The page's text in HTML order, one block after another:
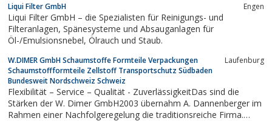
Liqui Filter GmbH Engen
Liqui Filter GmbH – die Spezialisten für Reinigungs- und
Filteranlagen, Spänesysteme und Absauganlagen für
Öl-/Emulsionsnebel, Ölrauch und Staub.
W.DIMER GmbH Schaumstoffe Formteile Verpackungen
Schaumstoffformteile Zellstoff Transportschutz Südbaden
Bundesweit Nordschweiz Schweiz
Laufenburg
Flexibilität – Service – Qualität - ZuverlässigkeitDas sind die
Stärken der W. Dimer GmbH2003 übernahm A. Dannenberger im
Rahmen einer Nachfolgeregelung die traditionsreiche Firma.